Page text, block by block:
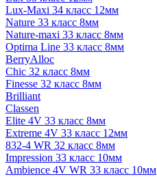
Lux-Maxi 34 класс 12мм
Nature 33 класс 8мм
Nature-maxi 33 класс 8мм
Optima Line 33 класс 8мм
BerryAlloc
Chic 32 класс 8мм
Finesse 32 класс 8мм
Brilliant
Classen
Elite 4V 33 класс 8мм
Extreme 4V 33 класс 12мм
832-4 WR 32 класс 8мм
Impression 33 класс 10мм
Ambience 4V WR 33 класс 10мм